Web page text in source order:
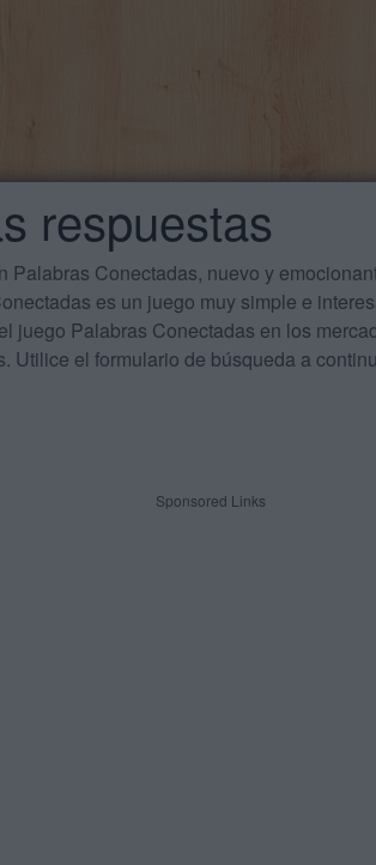
respuestas
Palabras Conectadas, nuevo y
es un juego muy simple e
juego Palabras Conectadas en los
Utilice el formulario de búsqueda a
Sponsored Links